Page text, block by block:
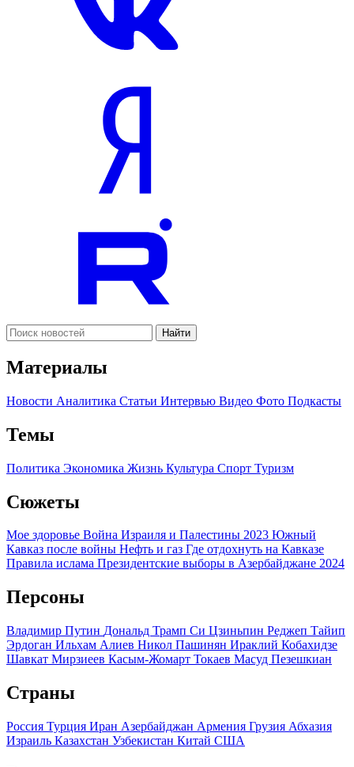
Найти
Материалы
Новости Аналитика Статьи Интервью Видео Фото Подкасты
Темы
Политика Экономика Жизнь Культура Спорт Туризм
Сюжеты
Мое здоровье Война Израиля и Палестины 2023 Южный
Кавказ после войны Нефть и газ Где отдохнуть на Кавказе
Правила ислама Президентские выборы в Азербайджане 2024
Персоны
Владимир Путин Дональд Трамп Си Цзиньпин Реджеп Тайип
Эрдоган Ильхам Алиев Никол Пашинян Ираклий Кобахидзе
Шавкат Мирзиеев Касым-Жомарт Токаев Масуд Пезешкиан
Страны
Россия Турция Иран Азербайджан Армения Грузия Абхазия
Израиль Казахстан Узбекистан Китай США